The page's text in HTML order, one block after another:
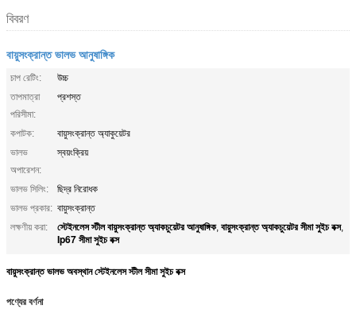
বিবরণ
বায়ুসংক্রান্ত ভালভ আনুষাঙ্গিক
চাপ রেটিং:
উচ্চ
তাপমাত্রা
পরিসীমা:
প্রশস্ত
কপাটক:
বায়ুসংক্রান্ত অ্যাকুয়েটর
ভালভ
অপারেশন:
স্বয়ংক্রিয়
ভালভ সিলিং:
ছিদ্র নিরোধক
ভালভ প্রকার: বায়ুসংক্রান্ত
লক্ষণীয় করা:
স্টেইনলেস স্টীল বায়ুসংক্রান্ত অ্যাকচুয়েটর আনুষাঙ্গিক, বায়ুসংক্রান্ত অ্যাকচুয়েটর সীমা সুইচ বক্স,
Ip67 সীমা সুইচ বক্স
বায়ুসংক্রান্ত ভালভ অবস্থান স্টেইনলেস স্টীল সীমা সুইচ বক্স
পণ্যের বর্ণনা